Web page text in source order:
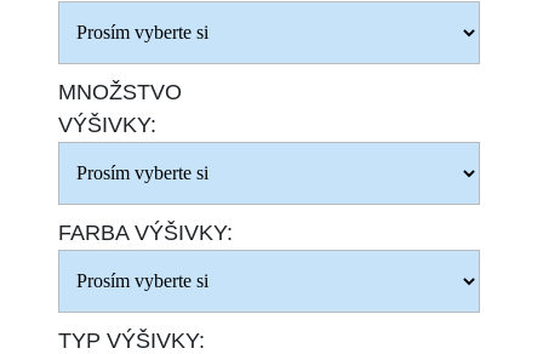
MNOŽSTVO
VÝŠIVKY:
FARBA VÝŠIVKY:
TYP VÝŠIVKY: